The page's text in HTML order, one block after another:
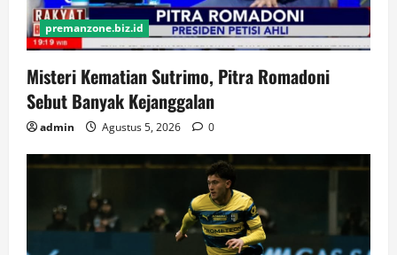
premanzone.biz.id
Misteri Kematian Sutrimo, Pitra Romadoni
Sebut Banyak Kejanggalan
admin Agustus 5, 2026 0